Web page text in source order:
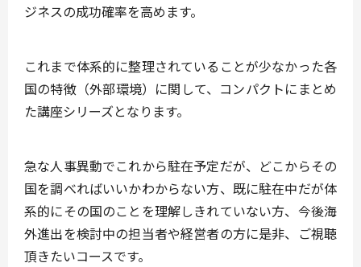
ジネスの成功確率を高めます。
これまで体系的に整理されていることが少なかった各
国の特徴（外部環境）に関して、コンパクトにまとめ
た講座シリーズとなります。
急な人事異動でこれから駐在予定だが、どこからその
国を調べればいいかわからない方、既に駐在中だが体
系的にその国のことを理解しきれていない方、今後海
外進出を検討中の担当者や経営者の方に是非、ご視聴
頂きたいコースです。